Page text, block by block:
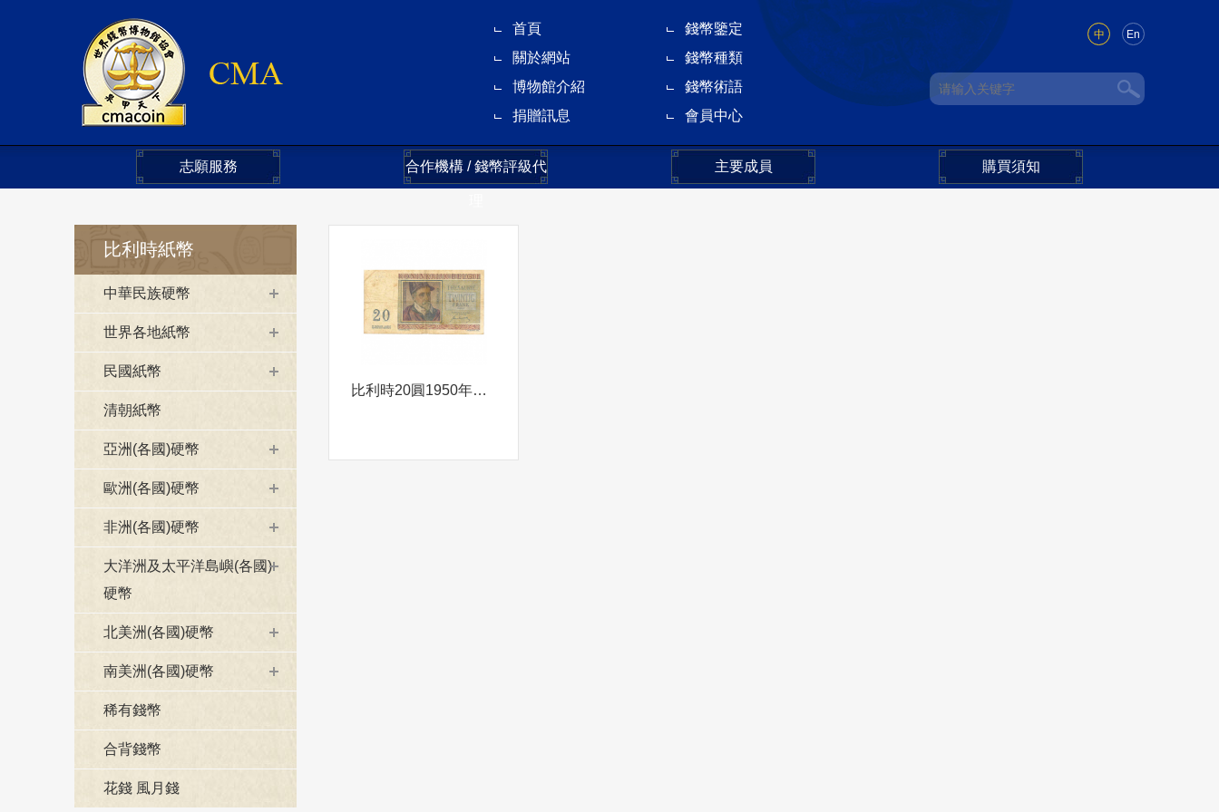
中 En
首頁
錢幣鑒定
關於網站
錢幣種類
博物館介紹
錢幣術語
捐贈訊息
會員中心
志願服務 合作機構 / 錢幣評級代 主要成員 購買須知
比利時紙幣
中華民族硬幣
世界各地紙幣
民國紙幣
清朝紙幣
亞洲(各國)硬幣
歐洲(各國)硬幣
非洲(各國)硬幣
大洋洲及太平洋島嶼(各國)
硬幣
北美洲(各國)硬幣
南美洲(各國)硬幣
稀有錢幣
合背錢幣
花錢 風月錢
比利時20圓1950年人像背貳拾圓人頭像